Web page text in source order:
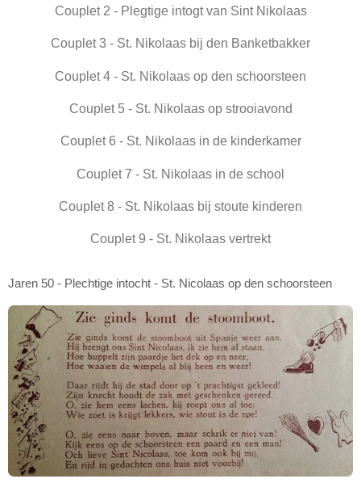
Couplet 2 - Plegtige intogt van Sint Nikolaas
Couplet 3 - St. Nikolaas bij den Banketbakker
Couplet 4 - St. Nikolaas op den schoorsteen
Couplet 5 - St. Nikolaas op strooiavond
Couplet 6 - St. Nikolaas in de kinderkamer
Couplet 7 - St. Nikolaas in de school
Couplet 8 - St. Nikolaas bij stoute kinderen
Couplet 9 - St. Nikolaas vertrekt
Jaren 50 - Plechtige intocht - St. Nicolaas op den schoorsteen